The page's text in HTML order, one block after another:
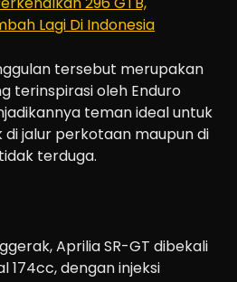
Lagi Di Indonesia
tersebut merupakan
terinspirasi oleh Enduro
teman ideal untuk
jalur perkotaan maupun di
terduga.
Aprilia SR-GT dibekali
174cc, dengan injeksi